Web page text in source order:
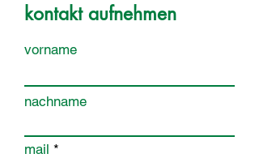
kontakt aufnehmen
vorname
nachname
mail